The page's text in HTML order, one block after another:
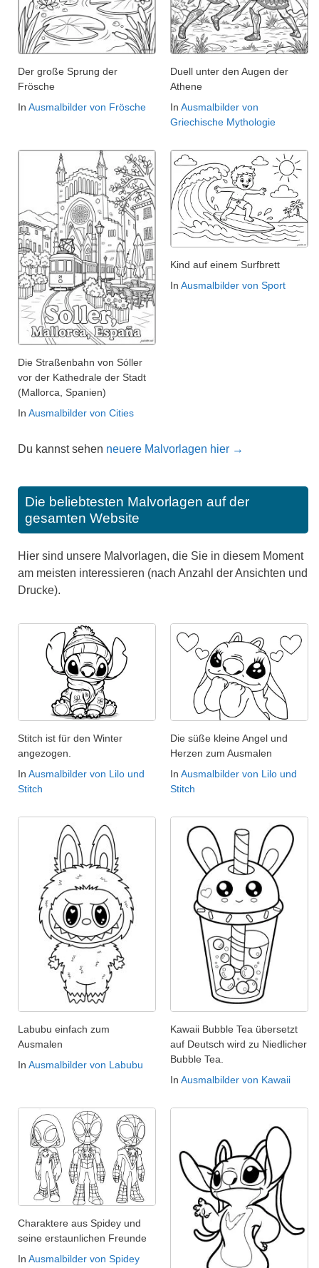
Der große Sprung der
Frösche
In Ausmalbilder von Frösche
Duell unter den Augen der
Athene
In Ausmalbilder von
Griechische Mythologie
Die Straßenbahn von Sóller
vor der Kathedrale der Stadt
(Mallorca, Spanien)
In Ausmalbilder von Cities
Kind auf einem Surfbrett
In Ausmalbilder von Sport
Du kannst sehen neuere Malvorlagen hier →
Die beliebtesten Malvorlagen auf der
gesamten Website
Hier sind unsere Malvorlagen, die Sie in diesem Moment
am meisten interessieren (nach Anzahl der Ansichten und
Drucke).
Stitch ist für den Winter
angezogen.
In Ausmalbilder von Lilo und
Stitch
Die süße kleine Angel und
Herzen zum Ausmalen
In Ausmalbilder von Lilo und
Stitch
Labubu einfach zum
Ausmalen
In Ausmalbilder von Labubu
Kawaii Bubble Tea übersetzt
auf Deutsch wird zu Niedlicher
Bubble Tea.
In Ausmalbilder von Kawaii
Charaktere aus Spidey und
seine erstaunlichen Freunde
In Ausmalbilder von Spidey